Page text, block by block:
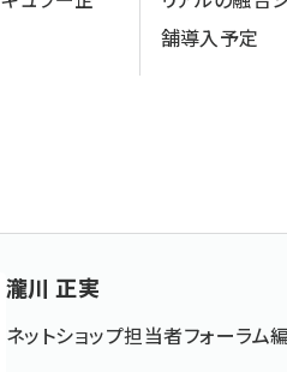
舗導入予定
瀧川 正実
ネットショップ担当者フォーラ